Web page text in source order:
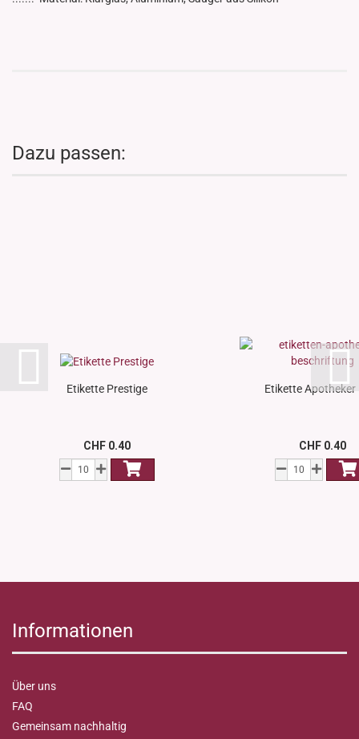
Dazu passen:
Etikette Prestige
CHF 0.40
Etikette Apotheker
CHF 0.40
Informationen
Über uns
FAQ
Gemeinsam nachhaltig